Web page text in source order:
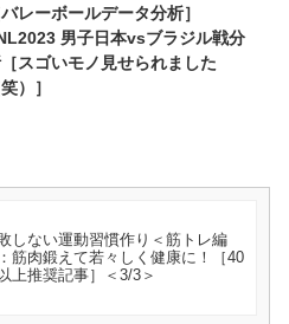
バレーボールデータ分析］
男子日本vsブラジル戦分
スゴいモノ見せられました
笑）］
しない運動習慣作り＜筋トレ編
筋肉鍛えて若々しく健康に！［40
上推奨記事］＜3/3＞